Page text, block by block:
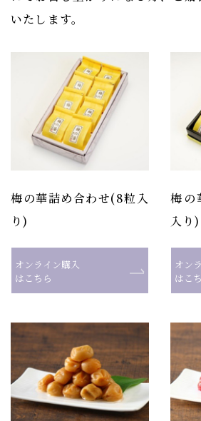
いたします。
梅の華詰め合わせ(8粒入
り)
オンライン購入
はこちら
梅の
入り)
オン
はこ